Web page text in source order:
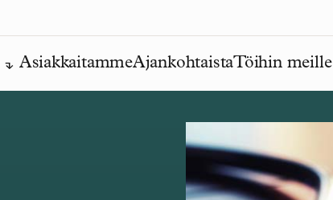
AsiakkaitammeAjankohtaistaTöihin meille